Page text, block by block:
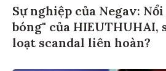
Sự nghiệp của Negav:
bóng" của HIEUTHUHAI,
loạt scandal liên hoàn?